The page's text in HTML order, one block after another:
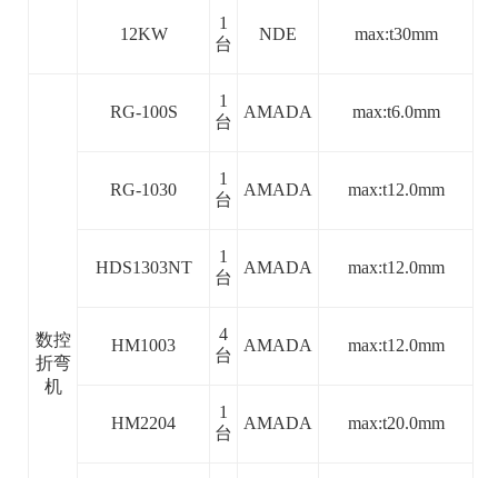
12KW
1
台
NDE max:t30mm
数控
折弯
机
RG-100S
1
台
AMADA max:t6.0mm
RG-1030
1
台
AMADA max:t12.0mm
HDS1303NT
1
台
AMADA max:t12.0mm
HM1003
4
台
AMADA max:t12.0mm
HM2204
1
台
AMADA max:t20.0mm